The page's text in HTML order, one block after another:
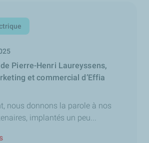
Pierre-Henri Laureyssens,
et commercial d’Effia
nous donnons la parole à nos
implantés un peu...